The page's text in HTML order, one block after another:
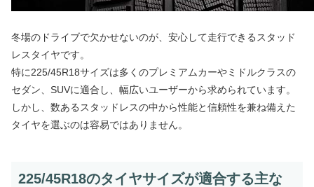
冬場のドライブで欠かせないのが、安心して走行できるスタッド
レスタイヤです。
特に225/45R18サイズは多くのプレミアムカーやミドルクラスの
セダン、SUVに適合し、幅広いユーザーから求められています。
しかし、数あるスタッドレスの中から性能と信頼性を兼ね備えた
タイヤを選ぶのは容易ではありません。
225/45R18のタイヤサイズが適合する主な